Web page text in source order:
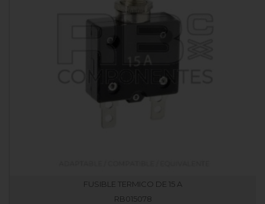
FUSIBLE TERMICO DE 15 A
RB015078